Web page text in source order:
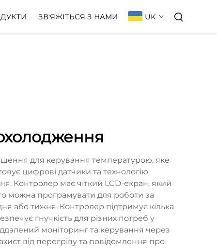
ЗВ'ЯЖІТЬСЯ З НАМИ UK
для керування температурою, яке
цифрові датчики та технологію
Контролер має чіткий LCD-екран, який
можна програмувати для роботи за
або тижня. Контролер підтримує кілька
гнучкість для різних потреб у
моніторинг та керування через
від перегріву та повідомлення про